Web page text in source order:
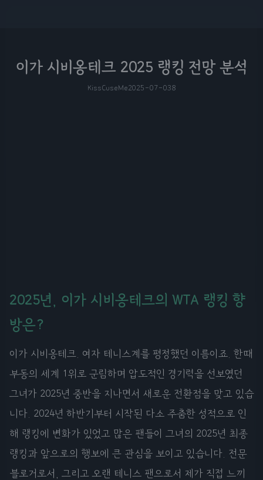
이가 시비옹테크 2025 랭킹 전망 분석
KissCuseMe2025-07-038
2025년, 이가 시비옹테크의 WTA 랭킹 향
방은?
이가 시비옹테크. 여자 테니스계를 평정했던 이름이죠. 한때
부동의 세계 1위로 군림하며 압도적인 경기력을 선보였던
그녀가 2025년 중반을 지나면서 새로운 전환점을 맞고 있습
니다. 2024년 하반기부터 시작된 다소 주춤한 성적으로 인
해 랭킹에 변화가 있었고 많은 팬들이 그녀의 2025년 최종
랭킹과 앞으로의 행보에 큰 관심을 보이고 있습니다. 전문
블로거로서, 그리고 오랜 테니스 팬으로서 제가 직접 느끼